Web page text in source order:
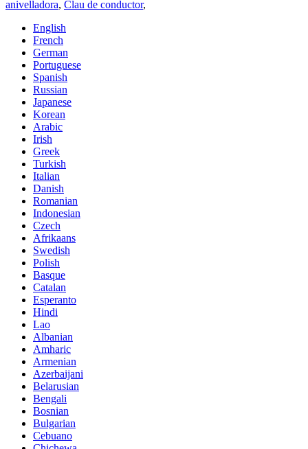
anivelladora, Clau de conductor,
English
French
German
Portuguese
Spanish
Russian
Japanese
Korean
Arabic
Irish
Greek
Turkish
Italian
Danish
Romanian
Indonesian
Czech
Afrikaans
Swedish
Polish
Basque
Catalan
Esperanto
Hindi
Lao
Albanian
Amharic
Armenian
Azerbaijani
Belarusian
Bengali
Bosnian
Bulgarian
Cebuano